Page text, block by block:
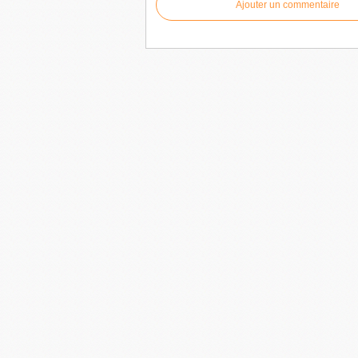
Ajouter un commentaire